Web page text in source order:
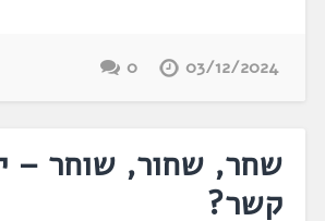
03/12/2024
0
שחר, שחור, שוחר –
קשר?